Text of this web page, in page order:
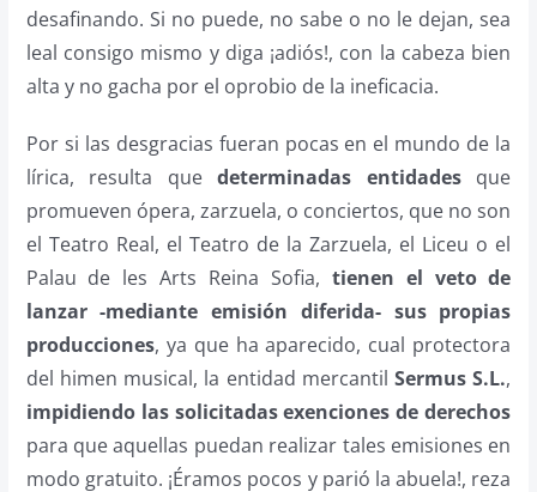
desafinando. Si no puede, no sabe o no le dejan, sea
leal consigo mismo y diga ¡adiós!, con la cabeza bien
alta y no gacha por el oprobio de la ineficacia.
Por si las desgracias fueran pocas en el mundo de la
lírica, resulta quedeterminadas entidadesque
promueven ópera, zarzuela, o conciertos, que no son
el Teatro Real, el Teatro de la Zarzuela, el Liceu o el
Palau de les Arts Reina Sofia, tienen el veto de
lanzar -mediante emisión diferida- sus propias
producciones, ya que ha aparecido, cual protectora
del himen musical, la entidad mercantilSermus S.L.,
impidiendo las solicitadas exenciones de derechos
para que aquellas puedan realizar tales emisiones en
modo gratuito. ¡Éramos pocos y parió la abuela!, reza